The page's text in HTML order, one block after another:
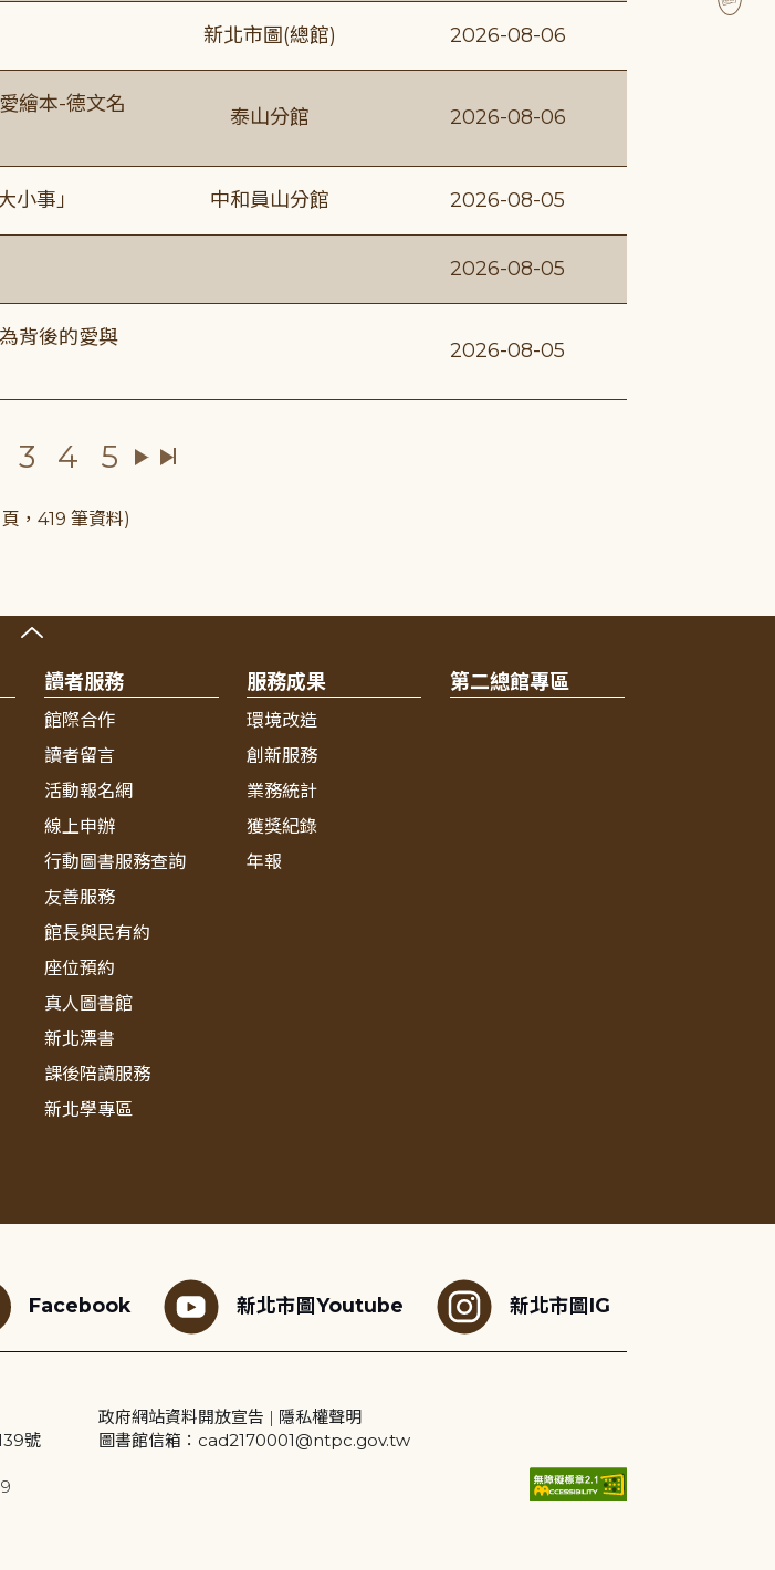
新北市圖(總館) 2026-08-06
繪本-德文名
泰山分館 2026-08-06
小事」 中和員山分館 2026-08-05
2026-08-05
背後的愛與
2026-08-05
3 4 5
，419 筆資料)
讀者服務
館際合作
讀者留言
活動報名網
線上申辦
行動圖書服務查詢
友善服務
館長與民有約
座位預約
真人圖書館
新北漂書
課後陪讀服務
新北學專區
服務成果
環境改造
創新服務
業務統計
獲獎紀錄
年報
第二總館專區
Facebook 新北市圖Youtube 新北市圖IG
號
政府網站資料開放宣告 | 隱私權聲明
圖書館信箱：cad2170001@ntpc.gov.tw